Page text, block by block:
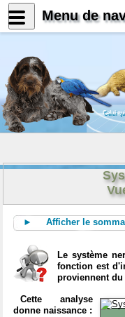
Celui
► Afficher le
Le système
fonction est
proviennent
Cette analyse
donne naissance :
Menu de